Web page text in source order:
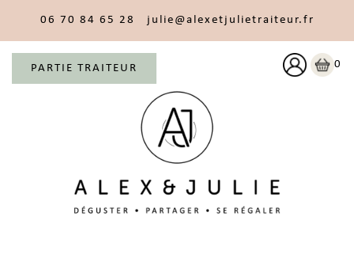
06 70 84 65 28 julie@alexetjulietraiteur.fr
PARTIE TRAITEUR 0